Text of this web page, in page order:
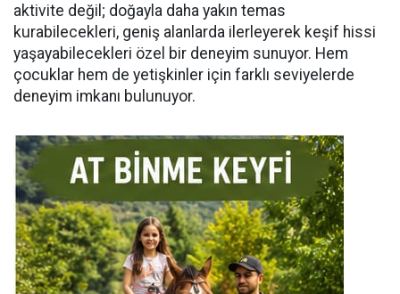
aktivite değil; doğayla daha yakın temas
kurabilecekleri, geniş alanlarda ilerleyerek keşif hissi
yaşayabilecekleri özel bir deneyim sunuyor. Hem
çocuklar hem de yetişkinler için farklı seviyelerde
deneyim imkanı bulunuyor.